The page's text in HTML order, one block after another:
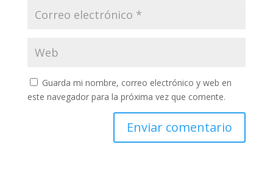
Guarda mi nombre, correo electrónico y web en
este navegador para la próxima vez que comente.